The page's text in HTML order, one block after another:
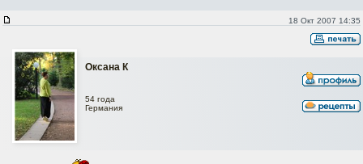
18 Окт 2007 14:35
Оксана К
54 года
Германия